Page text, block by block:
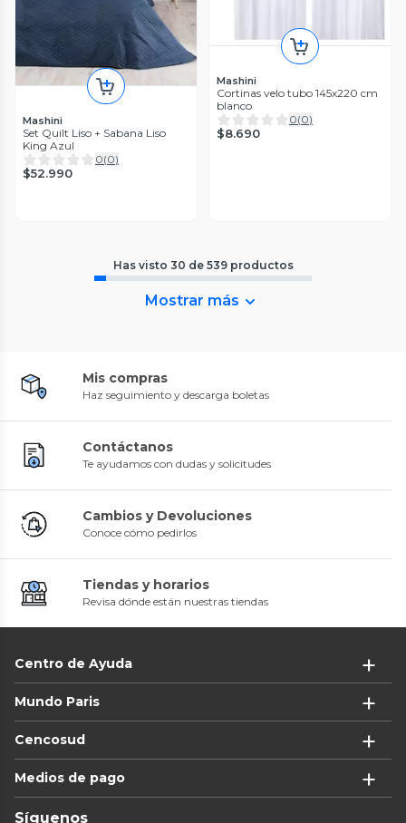
Mashini
Set Quilt Liso + Sabana Liso
King Azul
0(0)
$52.990
Mashini
Cortinas velo tubo 145x220 cm
blanco
0(0)
$8.690
Has visto 30 de 539 productos
Mostrar más
Mis compras
Haz seguimiento y descarga boletas
Contáctanos
Te ayudamos con dudas y solicitudes
Cambios y Devoluciones
Conoce cómo pedirlos
Tiendas y horarios
Revisa dónde están nuestras tiendas
Centro de Ayuda
Mundo Paris
Cencosud
Medios de pago
Síguenos